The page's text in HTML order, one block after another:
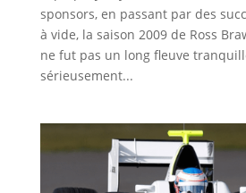
sponsors, en passant par des
à vide, la saison 2009 de Ross
ne fut pas un long fleuve
sérieusement...